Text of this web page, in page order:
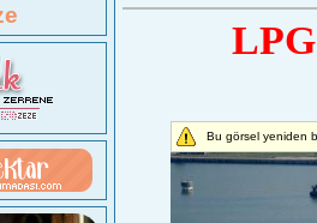
Bu görsel yeniden